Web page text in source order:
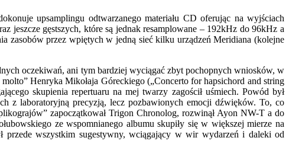
upsamplingu odtwarzanego materiału CD oferując na wyjściach
jeszcze gęstszych, które są jednak resamplowane – 192kHz do 96kHz a
zasobów przez wpiętych w jedną sieć kilku urządzeń Meridiana (kolejne
oczekiwań, ani tym bardziej wyciągać zbyt pochopnych wniosków, w
Henryka Mikołaja Góreckiego („Concerto for hapsichord and string
skupienia repertuaru na mej twarzy zagościł uśmiech. Powód był
z laboratoryjną precyzją, lecz pozbawionych emocji dźwięków. To, co
zapoczątkował Trigon Chronolog, rozwinął Ayon NW-T a do
ze wspomnianego albumu skupiły się w większej mierze na
przede wszystkim sugestywny, wciągający w wir wydarzeń i daleki od